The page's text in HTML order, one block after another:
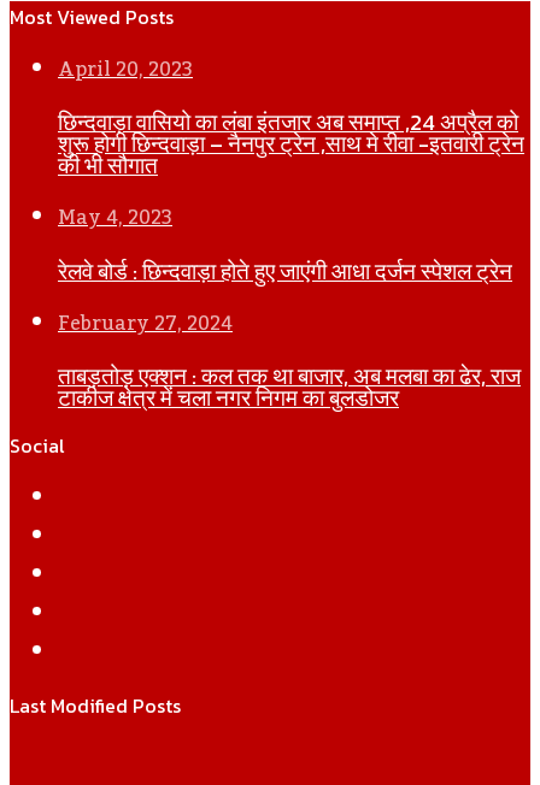
Most Viewed Posts
April 20, 2023
छिन्दवाड़ा वासियो का लंबा इंतजार अब समाप्त ,24 अप्रैल को
शुरू होगी छिन्दवाड़ा – नैनपुर ट्रेन ,साथ मे रीवा -इतवारी ट्रेन
की भी सौगात
May 4, 2023
रेलवे बोर्ड : छिन्दवाड़ा होते हुए जाएंगी आधा दर्जन स्पेशल ट्रेन
February 27, 2024
ताबड़तोड़ एक्शन : कल तक था बाजार, अब मलबा का ढेर, राज
टाकीज क्षेत्र में चला नगर निगम का बुलडोजर
Social
Last Modified Posts